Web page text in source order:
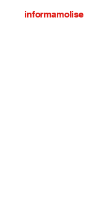
informamolise